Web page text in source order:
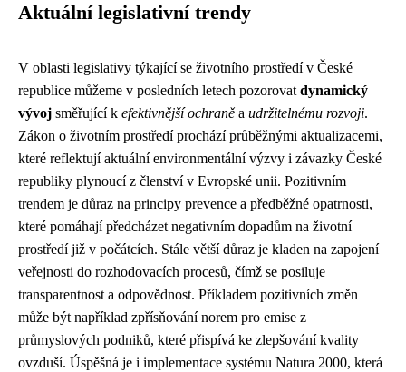
Aktuální legislativní trendy
V oblasti legislativy týkající se životního prostředí v České
republice můžeme v posledních letech pozorovat dynamický
vývoj směřující k efektivnější ochraně a udržitelnému rozvoji.
Zákon o životním prostředí prochází průběžnými aktualizacemi,
které reflektují aktuální environmentální výzvy i závazky České
republiky plynoucí z členství v Evropské unii. Pozitivním
trendem je důraz na principy prevence a předběžné opatrnosti,
které pomáhají předcházet negativním dopadům na životní
prostředí již v počátcích. Stále větší důraz je kladen na zapojení
veřejnosti do rozhodovacích procesů, čímž se posiluje
transparentnost a odpovědnost. Příkladem pozitivních změn
může být například zpřísňování norem pro emise z
průmyslových podniků, které přispívá ke zlepšování kvality
ovzduší. Úspěšná je i implementace systému Natura 2000, která